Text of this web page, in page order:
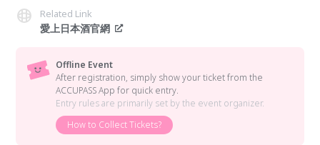
Related Link
愛上日本酒官網
Offline Event
After registration, simply show your ticket from the
ACCUPASS App for quick entry.
Entry rules are primarily set by the event organizer.
How to Collect Tickets?